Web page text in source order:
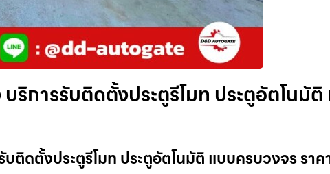
ริการรับติดตั้งประตูรีโมท ประตูอัตโนมั
ติดตั้งประตูรีโมท ประตูอัตโนมัติ แบบครบวงจร รา